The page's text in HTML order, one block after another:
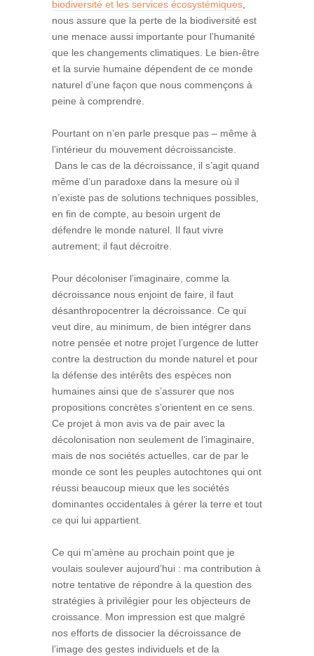
biodiversité et les services écosystémiques
nous assure que la perte de la biodiversité est
une menace aussi importante pour l’humanité
que les changements climatiques. Le bien-être
et la survie humaine dépendent de ce monde
naturel d’une façon que nous commençons à
peine à comprendre.
Pourtant on n’en parle presque pas – même à
l’intérieur du mouvement décroissanciste.
Dans le cas de la décroissance, il s’agit quand
même d’un paradoxe dans la mesure où il
n’existe pas de solutions techniques possibles,
en fin de compte, au besoin urgent de
défendre le monde naturel. Il faut vivre
autrement; il faut décroitre.
Pour décoloniser l’imaginaire, comme la
décroissance nous enjoint de faire, il faut
désanthropocentrer la décroissance. Ce qui
veut dire, au minimum, de bien intégrer dans
notre pensée et notre projet l’urgence de lutter
contre la destruction du monde naturel et pour
la défense des intérêts des espèces non
humaines ainsi que de s’assurer que nos
propositions concrètes s’orientent en ce sens.
Ce projet à mon avis va de pair avec la
décolonisation non seulement de l’imaginaire,
mais de nos sociétés actuelles, car de par le
monde ce sont les peuples autochtones qui ont
réussi beaucoup mieux que les sociétés
dominantes occidentales à gérer la terre et tout
ce qui lui appartient.
Ce qui m’amène au prochain point que je
voulais soulever aujourd’hui : ma contribution à
notre tentative de répondre à la question des
stratégies à privilégier pour les objecteurs de
croissance. Mon impression est que malgré
nos efforts de dissocier la décroissance de
l’image des gestes individuels et de la